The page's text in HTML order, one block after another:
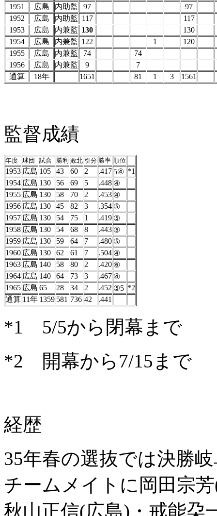
1951 広島 内助監 97
97
1952
広島 内助監 117
117
1953
広島 内兼監 130
130
1954
広島 内兼監 122 1
120
1955
広島 内兼監 74
74
1956
広島 内兼監 9
7
通算
18年 1651 81 1 3 1561
監督成績
年度 球団 試合 勝利 敗北 引分 勝率 順位
1953 広島 105 43 60 2 .417 5④ *1
1954 広島 130 56 69 5 .448 ④
1955 広島 130 58 70 2 .453 ④
1956 広島 130 45 82 3 .354 ⑤
1957 広島 130 54 75 1 .419 ⑤
1958 広島 130 54 68 8 .443 ⑤
1959 広島 130 59 64 7 .480 ⑤
1960 広島 130 62 61 7 .504 ④
1963 広島 140 58 80 2 .420 ⑥
1964 広島 140 64 73 3 .467 ④
1965 広島 65 28 34 2 .452 ⑤5 *2
通算 11年 1359 581 736 42 .441
*1 5/5から閉幕まで
*2 開幕から7/15まで
経歴
35年春の選抜では決勝
チームメイトに岡田宗
秋山正信(広島)・戒能朶